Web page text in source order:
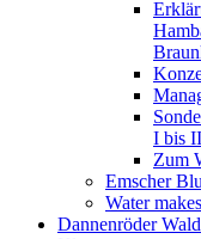
I bis
Zum
Emscher
Water
Dannenröder Wald